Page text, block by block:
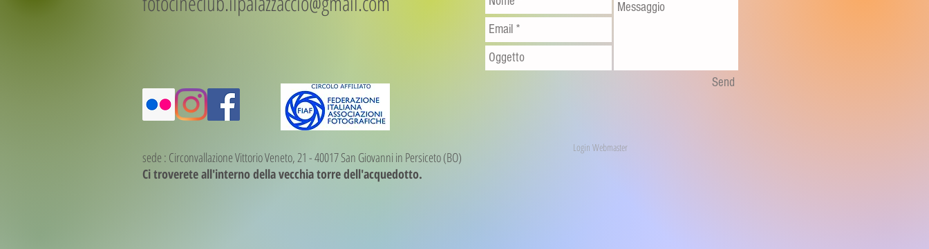
sede : Circonvallazione Vittorio Veneto, 21 - 40017 San Giovanni in Persiceto (BO)
Ci troverete all'interno della vecchia torre dell'acquedotto.
Send
Login Webmaster